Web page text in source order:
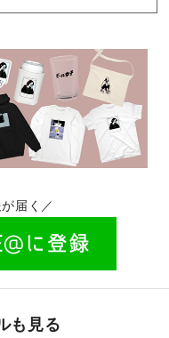
届く／
も見る